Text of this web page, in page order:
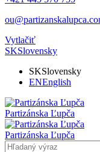
Vytlačiť
SKSlovensky
SKSlovensky
ENEnglish
Partizánska Ľupča
Partizánska Ľupča